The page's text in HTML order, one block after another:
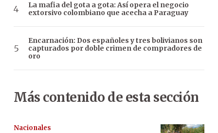
La mafia del gota a gota: Así opera el negocio
extorsivo colombiano que acecha a Paraguay
Encarnación: Dos españoles y tres bolivianos son
capturados por doble crimen de compradores de
oro
Más contenido de esta sección
Nacionales